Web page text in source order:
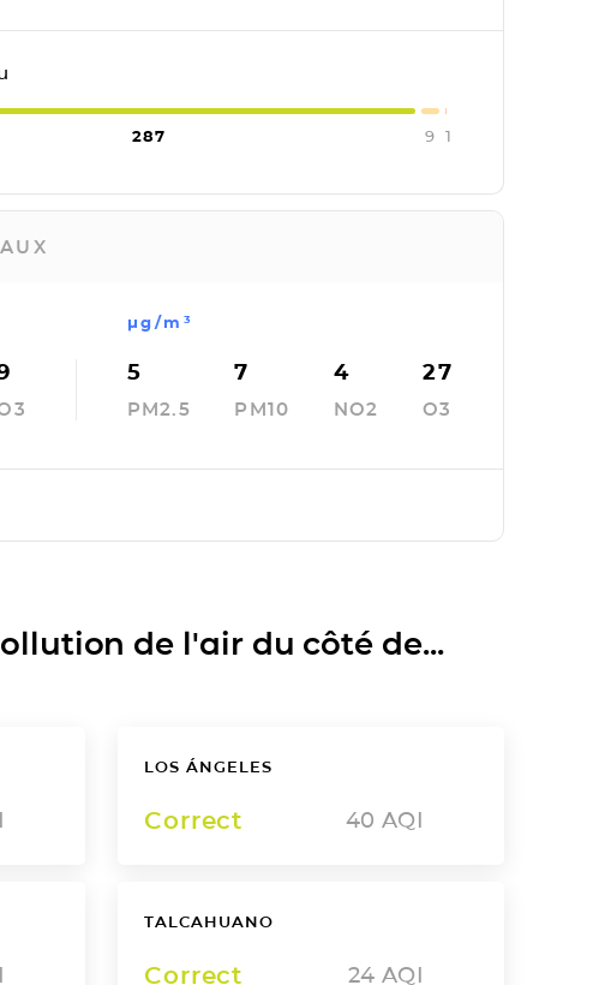
287 9 1
µg/m³
5
PM2.5
7
PM10
4
NO2
27
O3
de l'air du côté de...
LOS ÁNGELES
Correct 40 AQI
TALCAHUANO
Correct 24 AQI